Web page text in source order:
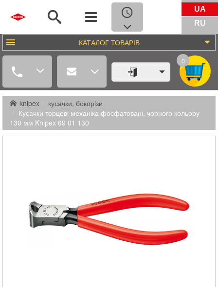
UA
RU
КАТАЛОГ ТОВАРІВ
0
knipex
кусачки, бокорізи
Кусачки торцеві механіка фосфатовані, чорного кольору
130 мм Knipex 69 01 130